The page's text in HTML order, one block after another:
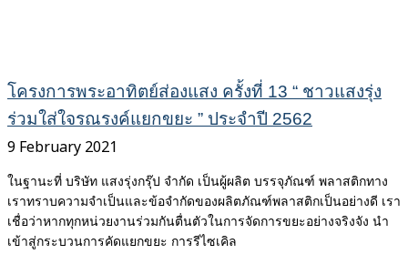
โครงการพระอาทิตย์ส่องแสง ครั้งที่ 13 “ ชาวแสงรุ่ง
ร่วมใส่ใจรณรงค์แยกขยะ ” ประจำปี 2562
9 February 2021
ในฐานะที่ บริษัท แสงรุ่งกรุ๊ป จำกัด เป็นผู้ผลิต บรรจุภัณฑ์ พลาสติกทาง
เราทราบความจำเป็นและข้อจำกัดของผลิตภัณฑ์พลาสติกเป็นอย่างดี เรา
เชื่อว่าหากทุกหน่วยงานร่วมกันตื่นตัวในการจัดการขยะอย่างจริงจัง นำ
เข้าสู่กระบวนการคัดแยกขยะ การรีไซเคิล